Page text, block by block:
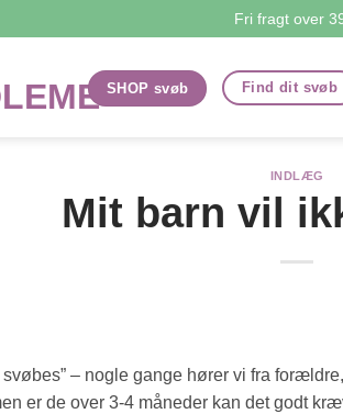
Fri fragt over
SHOP svøb Find dit svøb
INDLÆG
Mit barn vil
svøbes” – nogle gange hører vi fra
er de over 3-4 måneder kan det godt